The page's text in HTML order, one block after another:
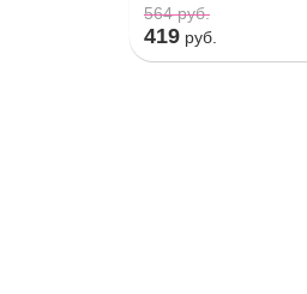
564руб.
419 руб.